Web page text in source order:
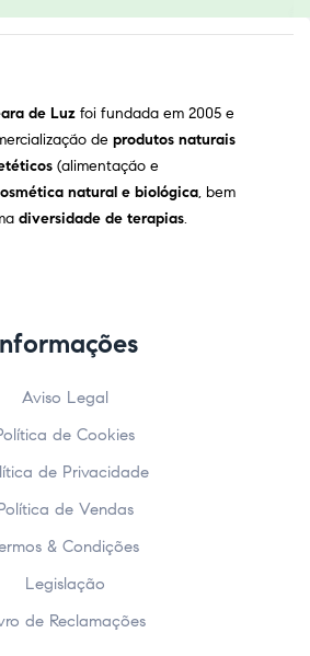
de Luz foi fundada em 2005 e
de produtos naturais
(alimentação e
natural e biológica, bem
diversidade de terapias.
Aviso Legal
de Cookies
de Privacidade
de Vendas
& Condições
Legislação
de Reclamações